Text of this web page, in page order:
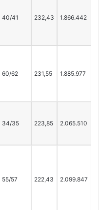
40/41 232,43 1.866.442
60/62 231,55 1.885.977
34/35 223,85 2.065.510
55/57 222,43 2.099.847